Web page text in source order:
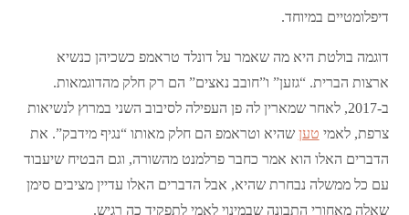
דיפלומטיים במיוחד.
דוגמה בולטת היא מה שאמר על דונלד טראמפ כשכיהן כנשיא
ארצות הברית. “גזען” ו”חובב נאצים” הם רק חלק מהדוגמאות.
ב-2017, לאחר שמארין לה פן העפילה לסיבוב השני במרוץ לנשיאות
צרפת, לאמי טען שהיא וטראמפ הם חלק מאותו “נגיף מידבק”. את
הדברים האלו הוא אמר כחבר פרלמנט מהשורה, וגם הבטיח שיעבוד
עם כל ממשלה נבחרת שהיא, אבל הדברים האלו עדיין מציבים סימן
שאלה מאחורי התבונה שבמינוי לאמי לתפקיד כה רגיש.